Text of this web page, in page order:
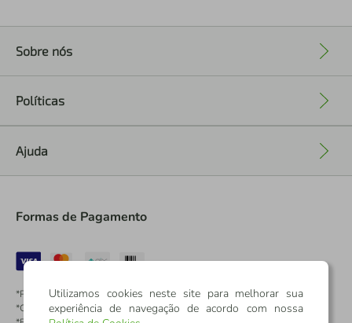
Sobre nós
Políticas
Ajuda
Formas de Pagamento
*Pontos dos Cartões Sicredi
*Cartões Sicredi
Utilizamos cookies neste site para melhorar sua
experiência de navegação de acordo com nossa